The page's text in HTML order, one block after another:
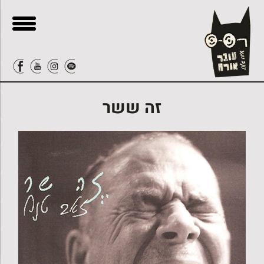
עבור
לתוכן
צור-קשר
זה ששר